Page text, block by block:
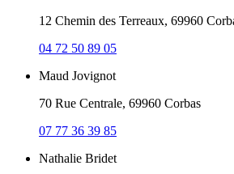
12 Chemin des Terreaux, 69960
04 72 50 89 05
Maud Jovignot
70 Rue Centrale, 69960 Corbas
07 77 36 39 85
Nathalie Bridet